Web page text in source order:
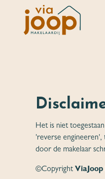
Het is niet
'reverse
door de makelaar
©Copyright